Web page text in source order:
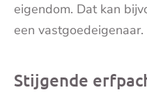
eigendom. Dat kan
een vastgoedeigenaar.
Stijgende